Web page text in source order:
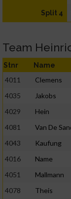
Split 4
Team
Stnr Name
4011 Clemens
4035
Jakobs
4029
Hein
4081
Van De
4043
Kaufung
4016
Name
4051
Mallmann
4078
Theis